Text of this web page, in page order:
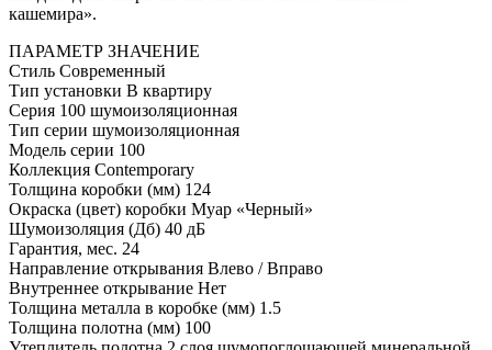
кашемира».
ПАРАМЕТР ЗНАЧЕНИЕ
Стиль Современный
Тип установки В квартиру
Серия 100 шумоизоляционная
Тип серии шумоизоляционная
Модель серии 100
Коллекция Contemporary
Толщина коробки (мм) 124
Окраска (цвет) коробки Муар «Черный»
Шумоизоляция (Дб) 40 дБ
Гарантия, мес. 24
Направление открывания Влево / Вправо
Внутреннее открывание Нет
Толщина металла в коробке (мм) 1.5
Толщина полотна (мм) 100